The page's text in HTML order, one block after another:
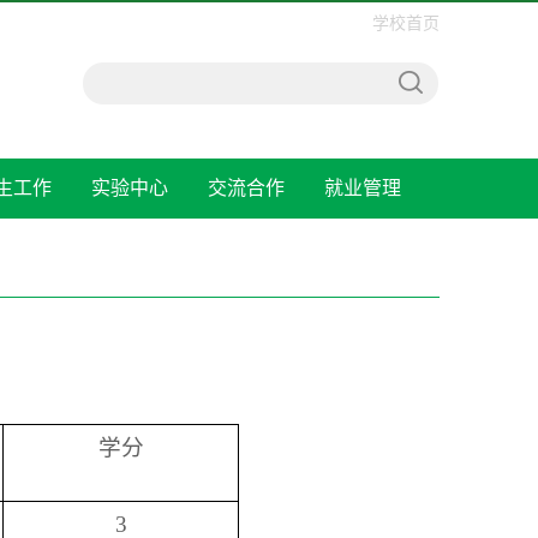
学校首页
工作 实验中心 交流合作 就业管理
学分
3